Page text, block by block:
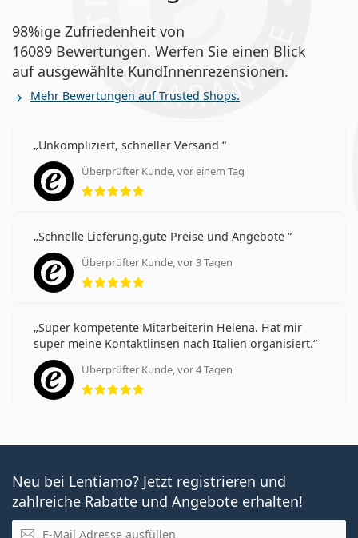
98%ige Zufriedenheit von
16089 Bewertungen. Werfen Sie einen Blick
auf ausgewählte KundInnenrezensionen.
Mehr Bewertungen auf Trusted Shops.
Unkompliziert, schneller Versand
Überprüfter Kunde, vor einem Tag
Bewertung 5 aus 5
Schnelle Lieferung,gute Preise und Angebote
Überprüfter Kunde, vor 3 Tagen
Bewertung 5 aus 5
Super kompetente Mitarbeiterin Helena. Hat mir
super meine Kontaktlinsen nach Italien organisiert.
Überprüfter Kunde, vor 4 Tagen
Bewertung 5 aus 5
Neu bei Lentiamo? Jetzt registrieren und
zahlreiche Rabatte und Angebote erhalten!
E-Mail